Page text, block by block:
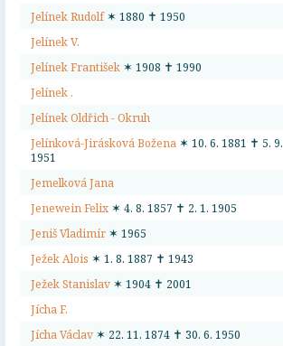
Jelínek Rudolf✶ 1880 ✝ 1950
Jelínek V.
Jelínek František ✶ 1908 ✝ 1990
Jelínek .
Jelínek Oldřich - Okruh
Jelínková-Jirásková Božena ✶ 10. 6. 1881 ✝ 5. 9.
1951
Jemelková Jana
Jenewein Felix ✶ 4. 8. 1857 ✝ 2. 1. 1905
Jeniš Vladimír ✶ 1965
Ježek Alois ✶ 1. 8. 1887 ✝ 1943
Ježek Stanislav ✶ 1904 ✝ 2001
Jícha F.
Jícha Václav ✶ 22. 11. 1874 ✝ 30. 6. 1950